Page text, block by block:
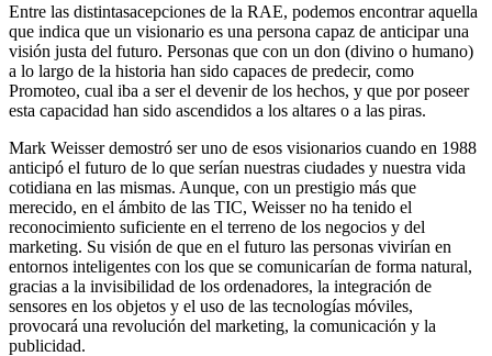
Entre las distintasacepciones de la RAE, podemos encontrar aquella
que indica que un visionario es una persona capaz de anticipar una
visión justa del futuro. Personas que con un don (divino o humano)
a lo largo de la historia han sido capaces de predecir, como
Promoteo, cual iba a ser el devenir de los hechos, y que por poseer
esta capacidad han sido ascendidos a los altares o a las piras.
Mark Weisser demostró ser uno de esos visionarios cuando en 1988
anticipó el futuro de lo que serían nuestras ciudades y nuestra vida
cotidiana en las mismas. Aunque, con un prestigio más que
merecido, en el ámbito de las TIC, Weisser no ha tenido el
reconocimiento suficiente en el terreno de los negocios y del
marketing. Su visión de que en el futuro las personas vivirían en
entornos inteligentes con los que se comunicarían de forma natural,
gracias a la invisibilidad de los ordenadores, la integración de
sensores en los objetos y el uso de las tecnologías móviles,
provocará una revolución del marketing, la comunicación y la
publicidad.